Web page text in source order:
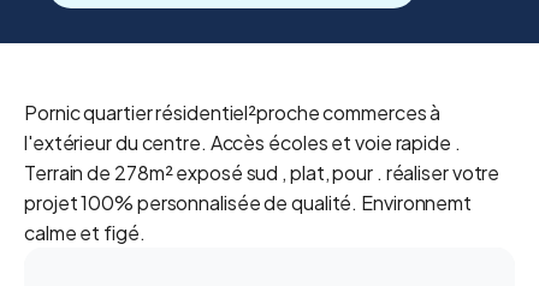
Pornic quartier résidentiel²proche commerces à
l'extérieur du centre. Accès écoles et voie rapide .
Terrain de 278m² exposé sud , plat, pour . réaliser votre
projet 100% personnalisée de qualité. Environnemt
calme et figé.